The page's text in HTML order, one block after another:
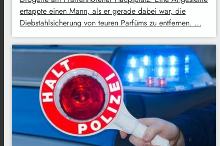
ertappte einen Mann, als er gerade dabei war, die
Diebstahlsicherung von teuren Parfüms zu entfernen. …